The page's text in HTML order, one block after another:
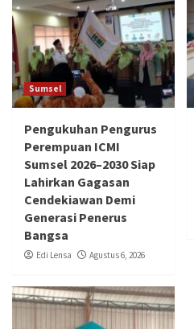
Sumsel
Pengukuhan Pengurus
Perempuan ICMI
Sumsel 2026–2030 Siap
Lahirkan Gagasan
Cendekiawan Demi
Generasi Penerus
Bangsa
Edi Lensa Agustus 6, 2026